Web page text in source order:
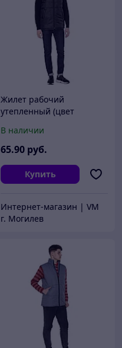
Жилет рабочий
утепленный (цвет
В наличии
65.90 руб.
Купить
Интернет-магазин | VM
г. Могилев